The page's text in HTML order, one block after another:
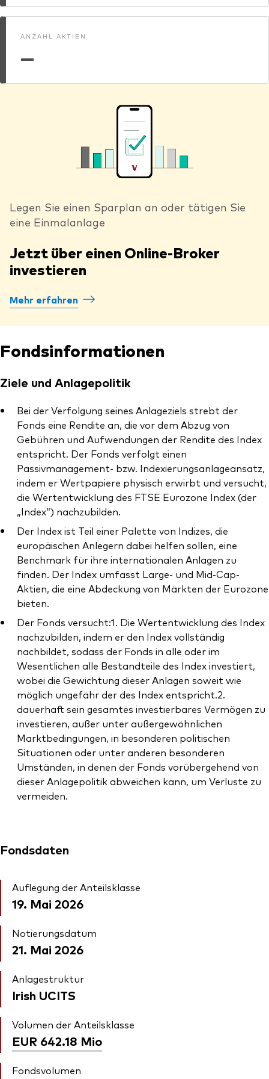
ANZAHL AKTIEN
—
Legen Sie einen Sparplan an oder tätigen Sie
eine Einmalanlage
Jetzt über einen Online-Broker
investieren
Mehr erfahren
Fondsinformationen
Ziele und Anlagepolitik
Bei der Verfolgung seines Anlageziels strebt der
Fonds eine Rendite an, die vor dem Abzug von
Gebühren und Aufwendungen der Rendite des Index
entspricht. Der Fonds verfolgt einen
Passivmanagement- bzw. Indexierungsanlageansatz,
indem er Wertpapiere physisch erwirbt und versucht,
die Wertentwicklung des FTSE Eurozone Index (der
„Index“) nachzubilden.
Der Index ist Teil einer Palette von Indizes, die
europäischen Anlegern dabei helfen sollen, eine
Benchmark für ihre internationalen Anlagen zu
finden. Der Index umfasst Large- und Mid-Cap-
Aktien, die eine Abdeckung von Märkten der Eurozone
bieten.
Der Fonds versucht:1. Die Wertentwicklung des Index
nachzubilden, indem er den Index vollständig
nachbildet, sodass der Fonds in alle oder im
Wesentlichen alle Bestandteile des Index investiert,
wobei die Gewichtung dieser Anlagen soweit wie
möglich ungefähr der des Index entspricht.2.
dauerhaft sein gesamtes investierbares Vermögen zu
investieren, außer unter außergewöhnlichen
Marktbedingungen, in besonderen politischen
Situationen oder unter anderen besonderen
Umständen, in denen der Fonds vorübergehend von
dieser Anlagepolitik abweichen kann, um Verluste zu
vermeiden.
Fondsdaten
Auflegung der Anteilsklasse
19. Mai 2026
Notierungsdatum
21. Mai 2026
Anlagestruktur
Irish UCITS
Volumen der Anteilsklasse
EUR 642.18 Mio
Fondsvolumen